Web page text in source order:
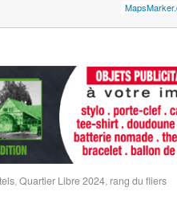
,Quartier Libre 2024, rang du fliers